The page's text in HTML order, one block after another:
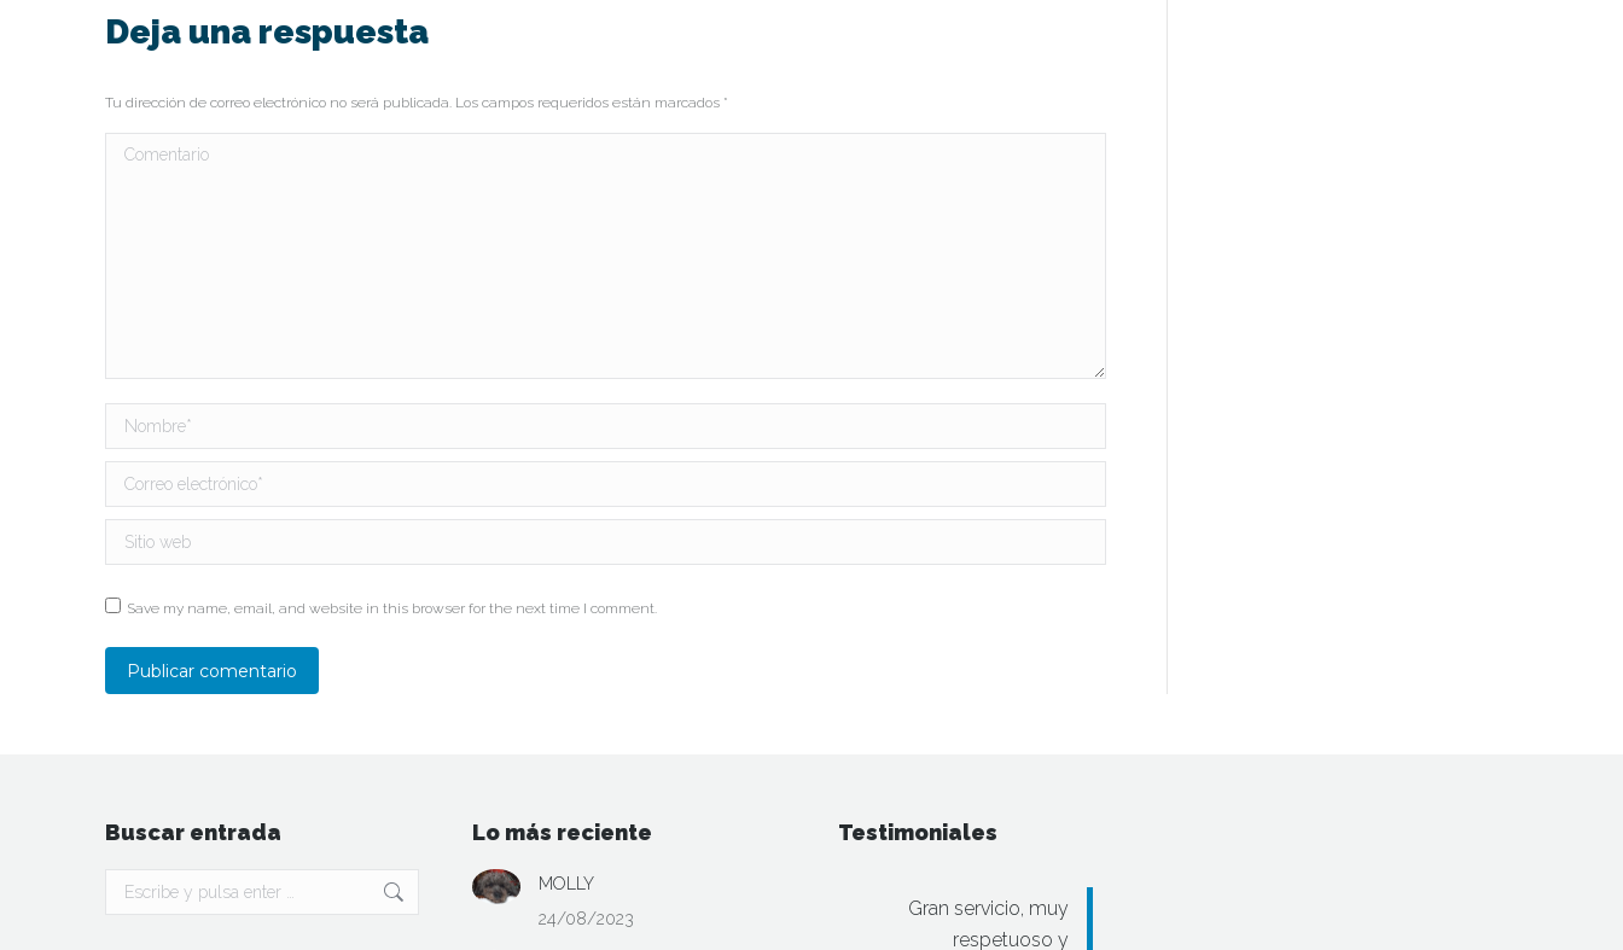
Deja una respuesta
Tu dirección de correo electrónico no será publicada. Los campos requeridos están marcados *
Comentario
Nombre *
Correo electrónico *
Sitio web
Save my name, email, and website in this browser for the next time I comment.
Publicar comentario
Buscar entrada
Buscar:
Lo más reciente
MOLLY
24/08/2023
Testimoniales
Gran servicio, muy
respetuoso y